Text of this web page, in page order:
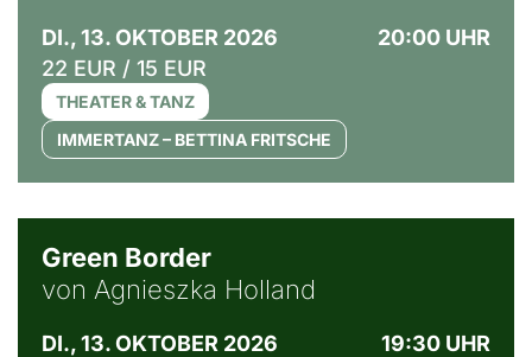
DI., 13. OKTOBER 2026
20:00 UHR
22 EUR / 15 EUR
THEATER & TANZ
IMMERTANZ – BETTINA FRITSCHE
Green Border
von Agnieszka Holland
DI., 13. OKTOBER 2026
19:30 UHR